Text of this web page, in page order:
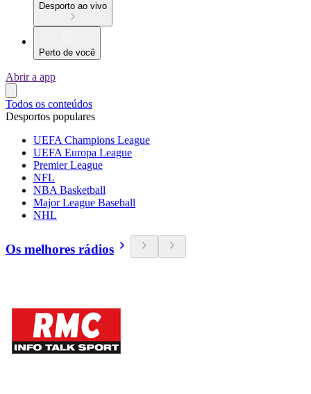
Desporto ao vivo
Perto de você
Abrir a app
Todos os conteúdos
Desportos populares
UEFA Champions League
UEFA Europa League
Premier League
NFL
NBA Basketball
Major League Baseball
NHL
Os melhores rádios